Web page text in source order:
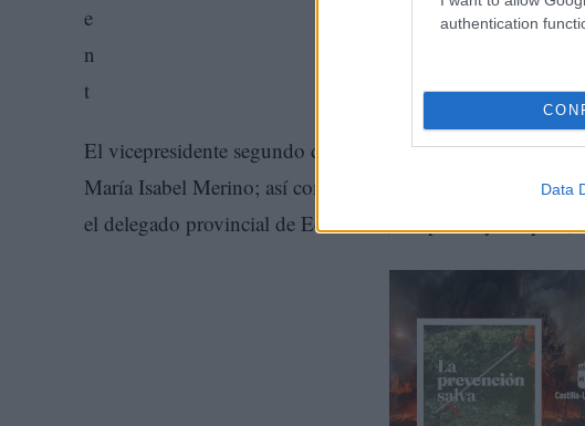
authentication
Data
El vicepresidente segundo del Ejecutivo autonómico ha
María Isabel Merino; así como por el delegado
el delegado provincial de Economía, Empresas y